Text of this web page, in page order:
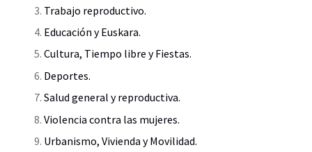
Trabajo reproductivo.
Educación y Euskara.
Cultura, Tiempo libre y Fiestas.
Deportes.
Salud general y reproductiva.
Violencia contra las mujeres.
Urbanismo, Vivienda y Movilidad.